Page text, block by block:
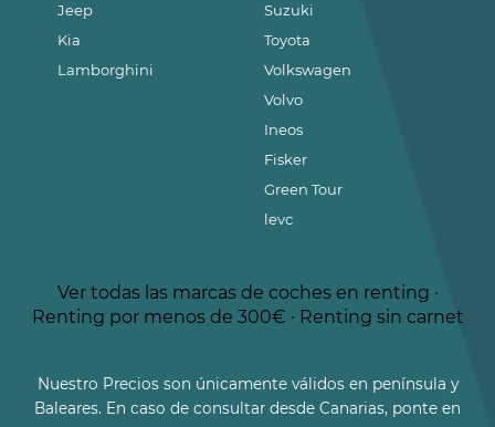
Jeep
Kia
Lamborghini
Suzuki
Toyota
Volkswagen
Volvo
Ineos
Fisker
Green Tour
levc
Ver todas las marcas de coches en renting ·
Renting por menos de 300€ · Renting sin carnet
Nuestro Precios son únicamente válidos en península y
Baleares. En caso de consultar desde Canarias, ponte en